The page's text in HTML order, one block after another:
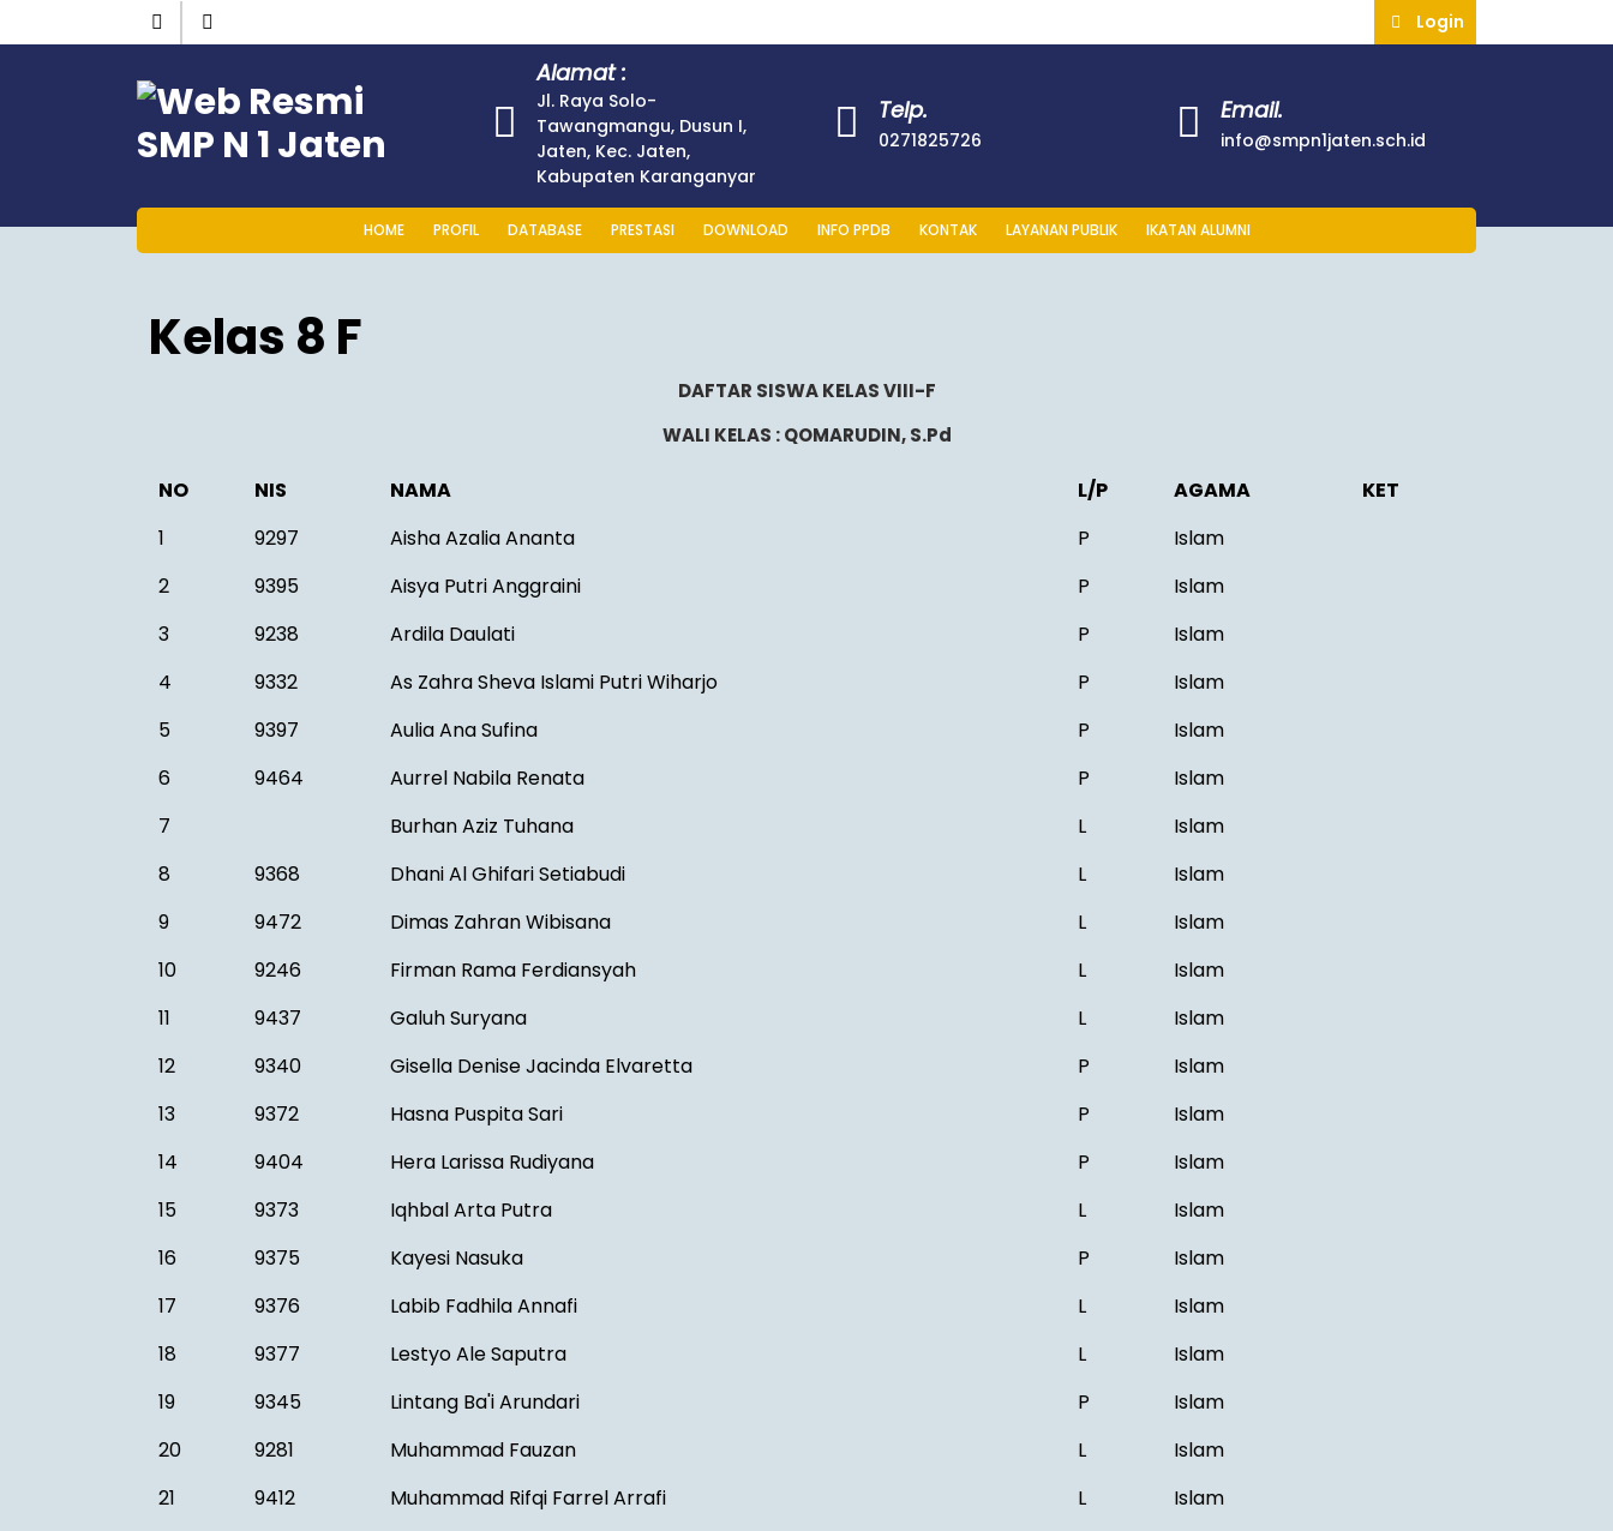
Login
Alamat :
Jl. Raya Solo-
Tawangmangu, Dusun I,
Jaten, Kec. Jaten,
Kabupaten Karanganyar
Telp.
0271825726
Email.
info@smpn1jaten.sch.id
HOME PROFIL DATABASE PRESTASI DOWNLOAD INFO PPDB KONTAK LAYANAN PUBLIK IKATAN ALUMNI
Kelas 8 F
DAFTAR SISWA KELAS VIII-F
WALI KELAS : QOMARUDIN, S.Pd
NO NIS NAMA L/P AGAMA
KET
1
9297 Aisha Azalia Ananta P
Islam
2
9395 Aisya Putri Anggraini P
Islam
3
9238 Ardila Daulati P
Islam
4
9332 As Zahra Sheva Islami Putri Wiharjo P
Islam
5
9397 Aulia Ana Sufina P
Islam
6
9464 Aurrel Nabila Renata P
Islam
7
Burhan Aziz Tuhana L
Islam
8
9368 Dhani Al Ghifari Setiabudi L
Islam
9
9472 Dimas Zahran Wibisana L
Islam
10
9246 Firman Rama Ferdiansyah L
Islam
11
9437 Galuh Suryana L
Islam
12
9340 Gisella Denise Jacinda Elvaretta P
Islam
13
9372 Hasna Puspita Sari P
Islam
14
9404 Hera Larissa Rudiyana P
Islam
15
9373 Iqhbal Arta Putra L
Islam
16
9375 Kayesi Nasuka P
Islam
17
9376 Labib Fadhila Annafi L
Islam
18
9377 Lestyo Ale Saputra L
Islam
19
9345 Lintang Ba'i Arundari P
Islam
20
9281 Muhammad Fauzan L
Islam
21
9412 Muhammad Rifqi Farrel Arrafi L
Islam